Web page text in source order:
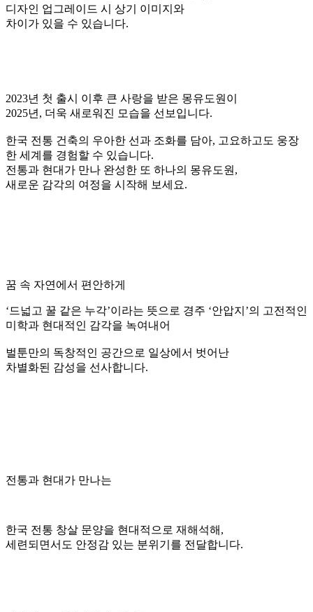
디자인 업그레이드 시 상기 이미지와
차이가 있을 수 있습니다.
2023년 첫 출시 이후 큰 사랑을 받은 몽유도원이
2025년, 더욱 새로워진 모습을 선보입니다.
한국 전통 건축의 우아한 선과 조화를 담아, 고요하고도 웅장
한 세계를 경험할 수 있습니다.
전통과 현대가 만나 완성한 또 하나의 몽유도원,
새로운 감각의 여정을 시작해 보세요.
꿈 속 자연에서 편안하게
‘드넓고 꿀 같은 누각’이라는 뜻으로 경주 ‘안압지’의 고전적인
미학과 현대적인 감각을 녹여내어
벌툰만의 독창적인 공간으로 일상에서 벗어난
차별화된 감성을 선사합니다.
전통과 현대가 만나는
한국 전통 창살 문양을 현대적으로 재해석해,
세련되면서도 안정감 있는 분위기를 전달합니다.